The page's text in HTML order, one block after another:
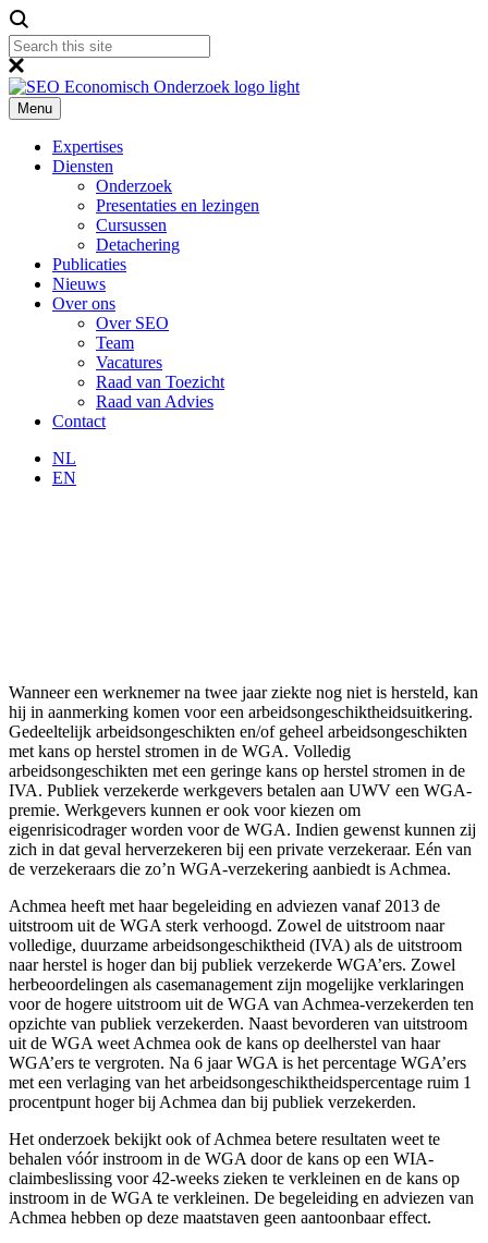
Menu
Expertises
Diensten
Onderzoek
Presentaties en lezingen
Cursussen
Detachering
Publicaties
Nieuws
Over ons
Over SEO
Team
Vacatures
Raad van Toezicht
Raad van Advies
Contact
NL
EN
Wanneer een werknemer na twee jaar ziekte nog niet is hersteld, kan
hij in aanmerking komen voor een arbeidsongeschiktheidsuitkering.
Gedeeltelijk arbeidsongeschikten en/of geheel arbeidsongeschikten
met kans op herstel stromen in de WGA. Volledig
arbeidsongeschikten met een geringe kans op herstel stromen in de
IVA. Publiek verzekerde werkgevers betalen aan UWV een WGA-
premie. Werkgevers kunnen er ook voor kiezen om
eigenrisicodrager worden voor de WGA. Indien gewenst kunnen zij
zich in dat geval herverzekeren bij een private verzekeraar. Eén van
de verzekeraars die zo’n WGA-verzekering aanbiedt is Achmea.
Achmea heeft met haar begeleiding en adviezen vanaf 2013 de
uitstroom uit de WGA sterk verhoogd. Zowel de uitstroom naar
volledige, duurzame arbeidsongeschiktheid (IVA) als de uitstroom
naar herstel is hoger dan bij publiek verzekerde WGA’ers. Zowel
herbeoordelingen als casemanagement zijn mogelijke verklaringen
voor de hogere uitstroom uit de WGA van Achmea-verzekerden ten
opzichte van publiek verzekerden. Naast bevorderen van uitstroom
uit de WGA weet Achmea ook de kans op deelherstel van haar
WGA’ers te vergroten. Na 6 jaar WGA is het percentage WGA’ers
met een verlaging van het arbeidsongeschiktheidspercentage ruim 1
procentpunt hoger bij Achmea dan bij publiek verzekerden.
Het onderzoek bekijkt ook of Achmea betere resultaten weet te
behalen vóór instroom in de WGA door de kans op een WIA-
claimbeslissing voor 42-weeks zieken te verkleinen en de kans op
instroom in de WGA te verkleinen. De begeleiding en adviezen van
Achmea hebben op deze maatstaven geen aantoonbaar effect.